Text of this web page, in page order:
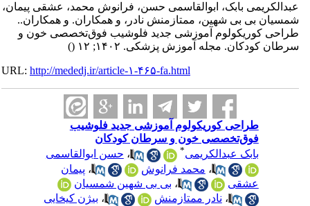
عبدالکریمی بابک، ابوالقاسمی حسن، فرانوش محمد، عشقی پیمان،
شمسیان بی بی شهین، ممتازمنش نادر، و همکاران. و همکاران..
طراحی کوریکولوم آموزشی جدید فلوشیب فوق‌تخصصی خون و
سرطان کودکان. مجله آموزش پزشکی. ۱۴۰۲; ۱۲
()
URL:http://mededj.ir/article-۱-۴۶۵-fa.html
طراحی کوریکولوم آموزشی جدید فلوشیب
فوق‌تخصصی خون و سرطان کودکان
بابک عبدالکریمی
،حسن ابوالقاسمی
،محمد فرانوش ،پیمان
عشقی
،بی بی شهین شمسیان
،نادر ممتازمنش ،بیژن کیخایی